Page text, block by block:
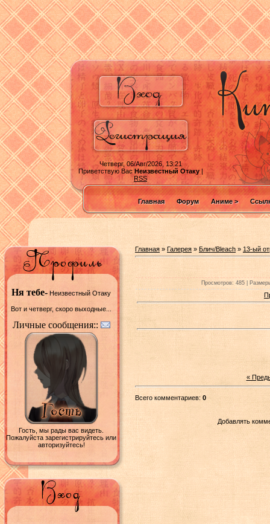
Четверг, 06/Авг/2026, 13:21
Приветствую ВасНеизвестный Отаку|
RSS
Главная Форум Аниме >
Ня тебе- Неизвестный Отаку
Вот и четверг, скоро выходные...
Личные сообщения::
Гость, мы рады вас видеть.
Пожалуйста зарегистрируйтесь или
авторизуйтесь!
Главная » Галерея » Блич/Bleach » 13-ый
Просмотров: 485 |
«
Всего комментариев: 0
Добавлять